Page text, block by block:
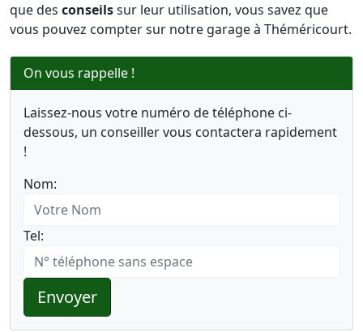
que des conseilssur leur utilisation, vous savez que
vous pouvez compter sur notre garage à Théméricourt.
On vous rappelle !
Laissez-nous votre numéro de téléphone ci-
dessous, un conseiller vous contactera rapidement
!
Nom:
Tel:
Envoyer